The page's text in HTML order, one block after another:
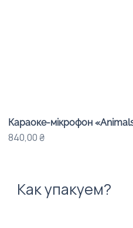
Караоке-мікрофон
Цена
840,00 ₴
Как упакуем?